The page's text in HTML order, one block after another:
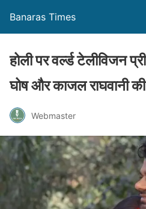
Banaras Times
होली पर वर्ल्ड टेलीविजन
घोष और काजल राघवानी
Webmaster